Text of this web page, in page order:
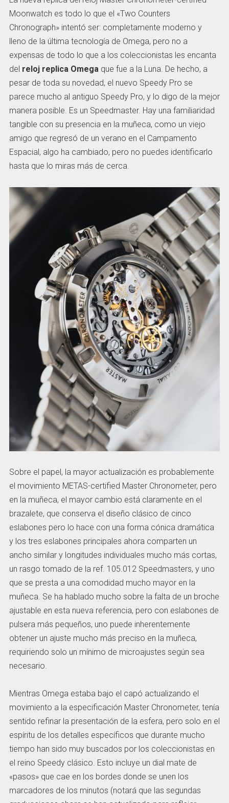
Moonwatch es todo lo que el «Two Counters
Chronograph» intentó ser: completamente moderno y
lleno de la última tecnología de Omega, pero no a
expensas de todo lo que a los coleccionistas les encanta
del reloj replica Omegaque fue a la Luna. De hecho, a
pesar de toda su novedad, el nuevo Speedy Pro se
parece mucho al antiguo Speedy Pro, y lo digo de la mejor
manera posible. Es un Speedmaster. Hay una familiaridad
tangible con su presencia en la muñeca, como un viejo
amigo que regresó de un verano en el Campamento
Espacial, algo ha cambiado, pero no puedes identificarlo
hasta que lo miras más de cerca.
Sobre el papel, la mayor actualización es probablemente
el movimiento METAS-certified Master Chronometer, pero
en la muñeca, el mayor cambio está claramente en el
brazalete, que conserva el diseño clásico de cinco
eslabones pero lo hace con una forma cónica dramática
y los tres eslabones principales ahora comparten un
ancho similar y longitudes individuales mucho más cortas,
un rasgo tomado de la ref. 105.012 Speedmasters, y uno
que se presta a una comodidad mucho mayor en la
muñeca. Se ha hablado mucho sobre la falta de un broche
ajustable en esta nueva referencia, pero con eslabones de
pulsera más pequeños, uno puede inherentemente
obtener un ajuste mucho más preciso en la muñeca,
requiriendo solo un mínimo de microajustes según sea
necesario.
Mientras Omega estaba bajo el capó actualizando el
movimiento a la especificación Master Chronometer, tenía
sentido refinar la presentación de la esfera, pero solo en el
espíritu de los detalles específicos que durante mucho
tiempo han sido muy buscados por los coleccionistas en
el reino Speedy clásico. Esto incluye un dial mate de
«pasos» que cae en los bordes donde se unen los
marcadores de los minutos (notará que las segundas